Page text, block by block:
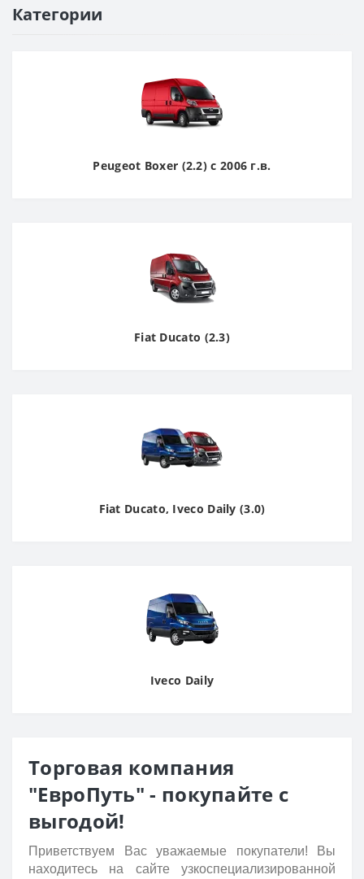
Категории
Peugeot Boxer (2.2) с 2006 г.в.
Fiat Ducato (2.3)
Fiat Ducato, Iveco Daily (3.0)
Iveco Daily
Торговая компания
"ЕвроПуть" - покупайте с
выгодой!
Приветствуем Вас уважаемые покупатели! Вы
находитесь на сайте узкоспециализированной